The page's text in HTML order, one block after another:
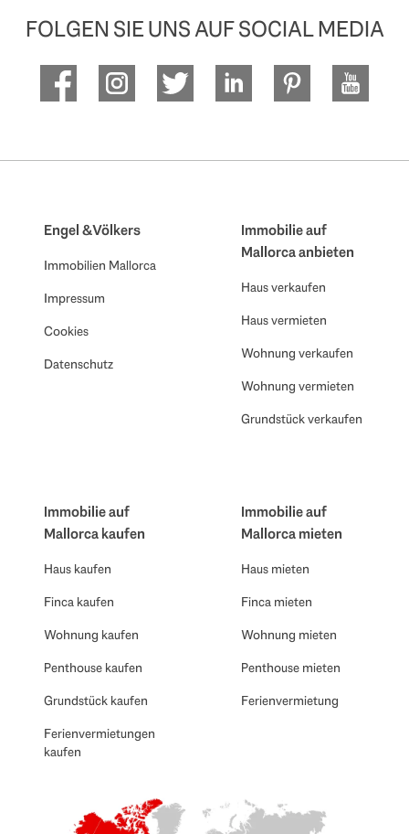
FOLGEN SIE UNS AUF SOCIAL MEDIA
Engel & Völkers
Immobilien Mallorca
Impressum
Cookies
Datenschutz
Immobilie auf
Mallorca anbieten
Haus verkaufen
Haus vermieten
Wohnung verkaufen
Wohnung vermieten
Grundstück verkaufen
Immobilie auf
Mallorca kaufen
Haus kaufen
Finca kaufen
Wohnung kaufen
Penthouse kaufen
Grundstück kaufen
Ferienvermietungen
kaufen
Immobilie auf
Mallorca mieten
Haus mieten
Finca mieten
Wohnung mieten
Penthouse mieten
Ferienvermietung